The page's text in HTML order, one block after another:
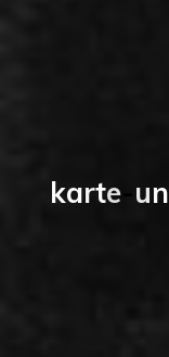
karte- un